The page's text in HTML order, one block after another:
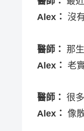
Alex ： 沒
醫師：
那
Alex ： 老
醫師： 很
Alex ： 像